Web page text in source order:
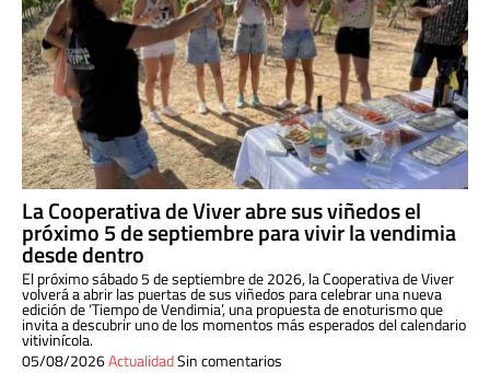
La Cooperativa de Viver abre sus viñedos el
próximo 5 de septiembre para vivir la vendimia
desde dentro
El próximo sábado 5 de septiembre de 2026, la Cooperativa de Viver
volverá a abrir las puertas de sus viñedos para celebrar una nueva
edición de ‘Tiempo de Vendimia’, una propuesta de enoturismo que
invita a descubrir uno de los momentos más esperados del calendario
vitivinícola.
05/08/2026ActualidadSin comentarios